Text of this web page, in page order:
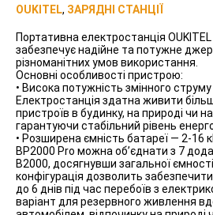
OUKITEL, ЗАРЯДНІ СТАНЦІЇ
Портативна електростанція
забезпечує надійне та потужне
різноманітних умов використання.
Основні особливості пристрою:
• Висока потужність змінного
Електростанція здатна живити
пристроїв в будинку, на природі чи
гарантуючи стабільний рівень
• Розширена ємність батареї — 2-16
BP2000 Pro можна об’єднати з 7
B2000, досягнувши загальної
конфігурація дозволить забезпечити
до 6 днів під час перебоїв з
варіант для резервного живлення